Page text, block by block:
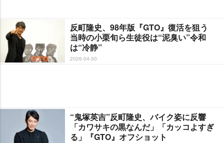
反町隆史、98年版『GTO』復活を狙う
当時の小栗旬ら生徒役は“泥臭い”令和
は“冷静”
2026-04-30
“鬼塚英吉”反町隆史、バイク姿に反響
「カワサキの黒なんだ」「カッコよすぎ
る」『GTO』オフショット